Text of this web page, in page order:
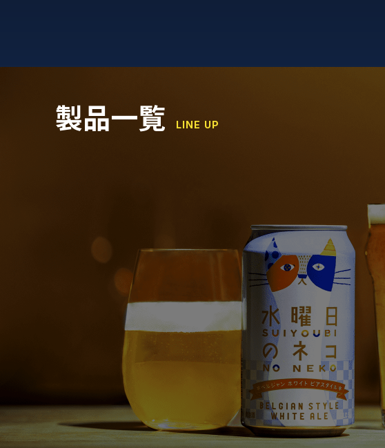
製品一覧 LINE UP